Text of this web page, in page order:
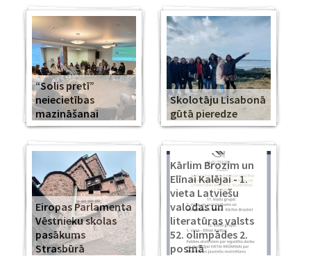
“Solis pretī”
neiecietības
mazināšanai
Skolotāju Lisabonā
gūtā pieredze
Eiropas Parlamenta
Vēstnieku skolas
pasākums
Strasbūrā
Kārlim Brozim un
Elīnai Kalējai - 1.
vieta Latviešu
valodas un
literatūras valsts
52. olimpādes 2.
posmā